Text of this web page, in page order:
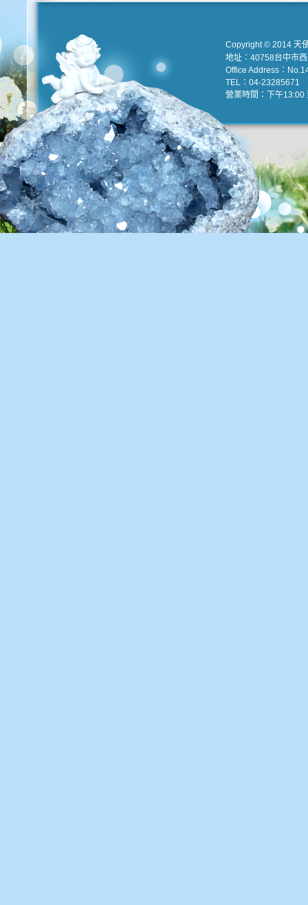
Copyright © 2014 天
地址：40758台中市
Office Address：
TEL：04-23285671
營業時間：下午13:00